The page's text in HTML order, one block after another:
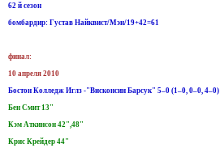
62 й сезон
бомбардир: Густав Найквист/Мэн/19+42=61
финал:
10 апреля 2010
Бостон Колледж Иглз -"Висконсин Барсук" 5–0 (1–0, 0–0, 4–0)
Бен Смит 13"
Кэм Аткинсон 42",48"
Крис Крейдер 44"